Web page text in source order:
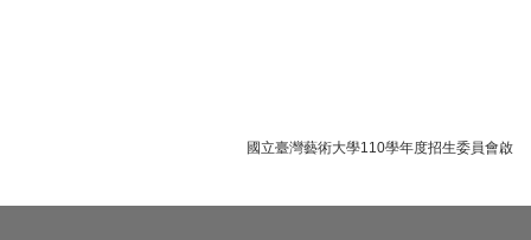
國立臺灣藝術大學110學年度招生委員會啟